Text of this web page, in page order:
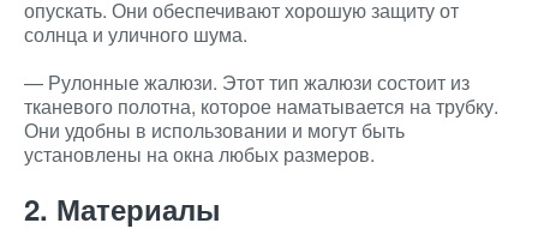
опускать. Они обеспечивают хорошую защиту от
солнца и уличного шума.
— Рулонные жалюзи. Этот тип жалюзи состоит из
тканевого полотна, которое наматывается на трубку.
Они удобны в использовании и могут быть
установлены на окна любых размеров.
2. Материалы